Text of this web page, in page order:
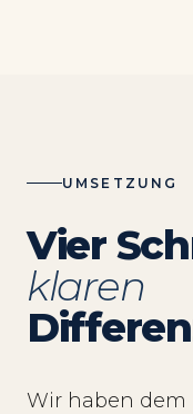
UMSETZUNG
Vier
klaren
Wir haben